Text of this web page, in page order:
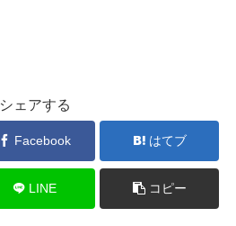
シェアする
Facebook はてブ
LINE コピー